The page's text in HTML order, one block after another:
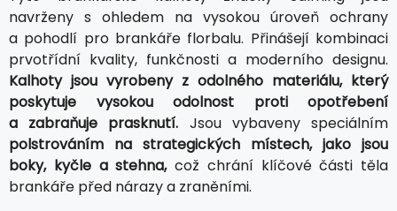
navrženy s ohledem na vysokou úroveň ochrany
a pohodlí pro brankáře florbalu. Přinášejí kombinaci
prvotřídní kvality, funkčnosti a moderního designu.
Kalhoty jsou vyrobeny z odolného materiálu, který
poskytuje vysokou odolnost proti opotřebení
a zabraňuje prasknutí. Jsou vybaveny speciálním
polstrováním na strategických místech, jako jsou
boky, kyčle a stehna,což chrání klíčové části těla
brankáře před nárazy a zraněními.